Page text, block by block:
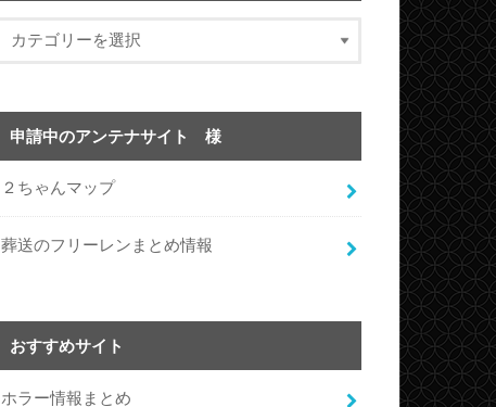
申請中のアンテナサイト 様
２ちゃんマップ
葬送のフリーレンまとめ情報
おすすめサイト
ホラー情報まとめ